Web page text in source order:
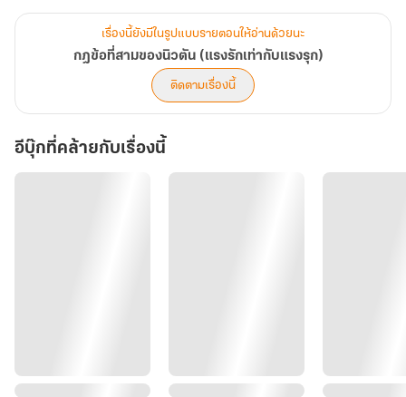
รัก
เท่ากับ
แรง
รุก)
เรื่องนี้ยังมีในรูปแบบรายตอนให้อ่านด้วยนะ
กฎข้อที่สามของนิวตัน (แรงรักเท่ากับแรงรุก)
ติดตามเรื่องนี้
อีบุ๊กที่คล้ายกับเรื่องนี้